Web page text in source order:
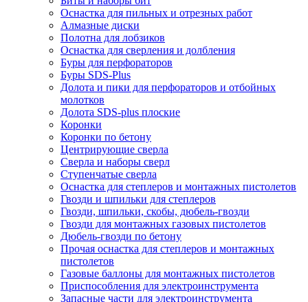
Оснастка для пильных и отрезных работ
Алмазные диски
Полотна для лобзиков
Оснастка для сверления и долбления
Буры для перфораторов
Буры SDS-Plus
Долота и пики для перфораторов и отбойных
молотков
Долота SDS-plus плоские
Коронки
Коронки по бетону
Центрирующие сверла
Сверла и наборы сверл
Ступенчатые сверла
Оснастка для степлеров и монтажных пистолетов
Гвозди и шпильки для степлеров
Гвозди, шпильки, скобы, дюбель-гвозди
Гвозди для монтажных газовых пистолетов
Дюбель-гвозди по бетону
Прочая оснастка для степлеров и монтажных
пистолетов
Газовые баллоны для монтажных пистолетов
Приспособления для электроинструмента
Запасные части для электроинструмента